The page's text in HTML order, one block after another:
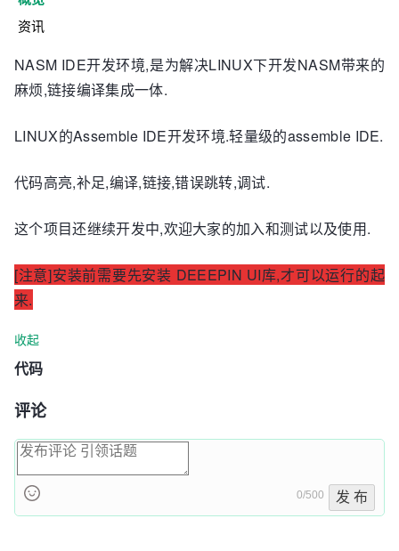
资讯
NASM IDE开发环境,是为解决LINUX下开发NASM带来的
麻烦,链接编译集成一体.
LINUX的Assemble IDE开发环境.轻量级的assemble IDE.
代码高亮,补足,编译,链接,错误跳转,调试.
这个项目还继续开发中,欢迎大家的加入和测试以及使用.
[注意]安装前需要先安装 DEEEPIN UI库,才可以运行的起
来.
收起
代码
评论
0/500 发 布